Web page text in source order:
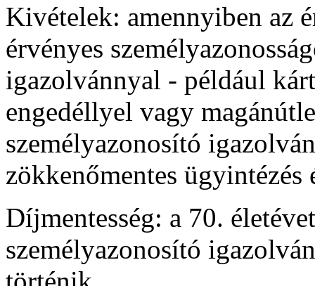
Kivételek: amennyiben az
érvényes
igazolvánnyal - például
engedéllyel vagy
személyazonosító
zökkenőmentes ügyintézés
Díjmentesség: a 70.
személyazonosító